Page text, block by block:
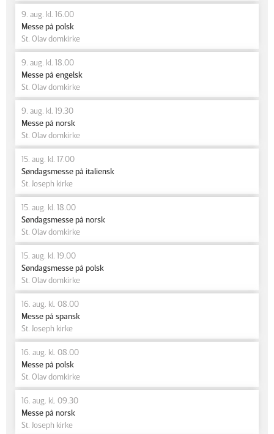
9. aug. kl. 16.00
Messe på polsk
St. Olav domkirke
9. aug. kl. 18.00
Messe på engelsk
St. Olav domkirke
9. aug. kl. 19.30
Messe på norsk
St. Olav domkirke
15. aug. kl. 17.00
Søndagsmesse på italiensk
St. Joseph kirke
15. aug. kl. 18.00
Søndagsmesse på norsk
St. Olav domkirke
15. aug. kl. 19.00
Søndagsmesse på polsk
St. Olav domkirke
16. aug. kl. 08.00
Messe på spansk
St. Joseph kirke
16. aug. kl. 08.00
Messe på polsk
St. Olav domkirke
16. aug. kl. 09.30
Messe på norsk
St. Joseph kirke